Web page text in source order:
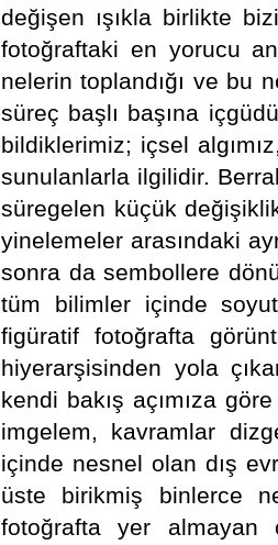
değişen ışıkla birlikte
fotoğraftaki en yorucu
nelerin toplandığı ve bu
süreç başlı başına
bildiklerimiz; içsel
sunulanlarla ilgilidir.
süregelen küçük
yinelemeler arasındaki
sonra da sembollere
tüm bilimler içinde
figüratif fotoğrafta
hiyerarşisinden yola
kendi bakış açımıza
imgelem, kavramlar
içinde nesnel olan dış
üste birikmiş binlerce
fotoğrafta yer almayan